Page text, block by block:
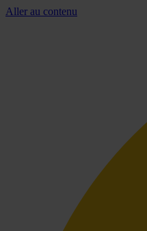
Aller au contenu